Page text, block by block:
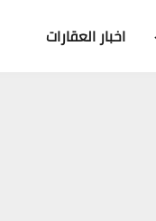
اخبار العقارات